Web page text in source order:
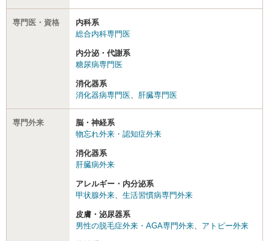
専門医・資格
内科系
総合内科専門医
内分泌・代謝系
糖尿病専門医
消化器系
消化器病専門医
肝臓専門医
専門外来
脳・神経系
物忘れ外来・認知症外来
消化器系
肝臓病外来
アレルギー・内分泌系
甲状腺外来
生活習慣病専門外来
皮膚・泌尿器系
男性の脱毛症外来・AGA専門外来
アトピー外来